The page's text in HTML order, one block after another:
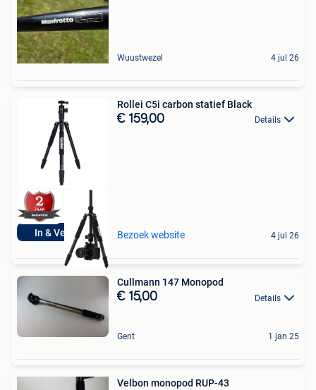
Wuustwezel 4 jul 26
In & Verkoop
Rollei C5i carbon statief Black
€ 159,00 Details
Bezoek website 4 jul 26
Cullmann 147 Monopod
€ 15,00 Details
Gent 1 jan 25
Velbon monopod RUP-43